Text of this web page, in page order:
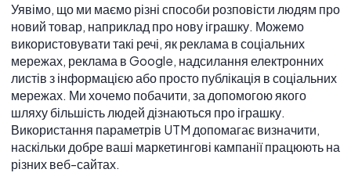
Уявімо, що ми маємо різні способи розповісти людям про
новий товар, наприклад про нову іграшку. Можемо
використовувати такі речі, як реклама в соціальних
мережах, реклама в Google, надсилання електронних
листів з інформацією або просто публікація в соціальних
мережах. Ми хочемо побачити, за допомогою якого
шляху більшість людей дізнаються про іграшку.
Використання параметрів UTM допомагає визначити,
наскільки добре ваші маркетингові кампанії працюють на
різних веб-сайтах.